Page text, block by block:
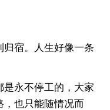
宿。人生好像一条
永不停工的，大家
，也只能随情况而